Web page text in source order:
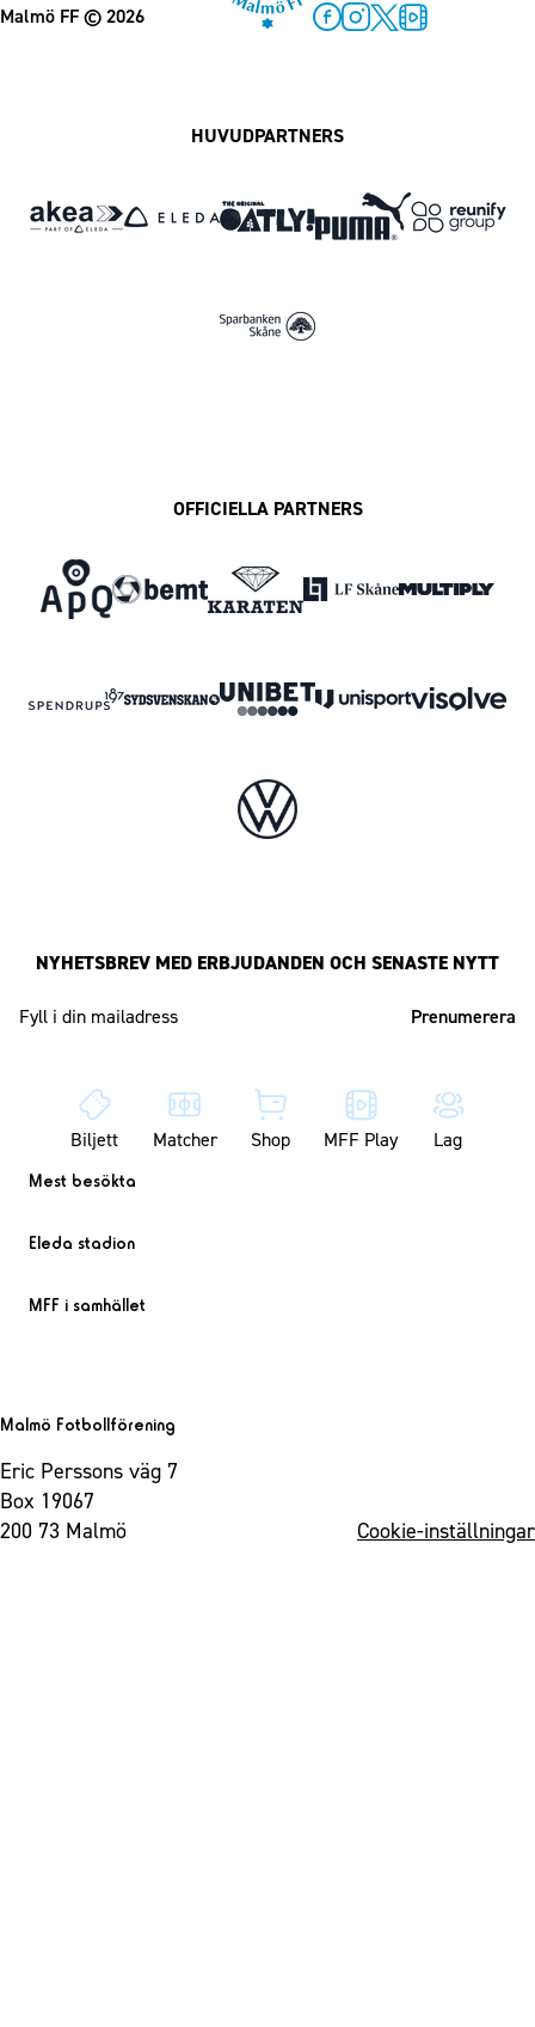
Malmö FF© 2026
HUVUDPARTNERS
OFFICIELLA PARTNERS
NYHETSBREV MED ERBJUDANDEN OCH SENASTE NYTT
Biljett Matcher Shop MFF Play Lag
Mest besökta
Eleda stadion
MFF i samhället
Malmö Fotbollförening
Eric Perssons väg 7
Box 19067
200 73 Malmö
Cookie-inställningar